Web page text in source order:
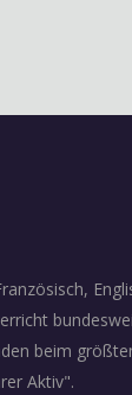
beim
Aktiv".